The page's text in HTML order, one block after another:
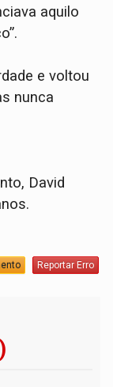
aquilo
e voltou
nunca
David
Reportar Erro